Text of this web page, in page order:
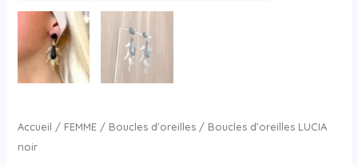
Accueil / FEMME/ Boucles d'oreilles/ Boucles d’oreilles LUCIA
noir